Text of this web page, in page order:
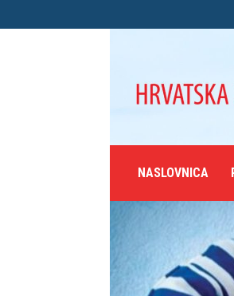
NASLOVNICA